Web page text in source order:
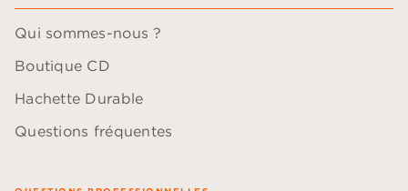
Qui sommes-nous ?
Boutique CD
Hachette Durable
Questions fréquentes